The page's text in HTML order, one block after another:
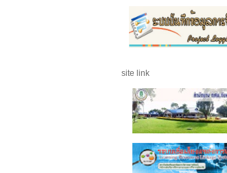
site link